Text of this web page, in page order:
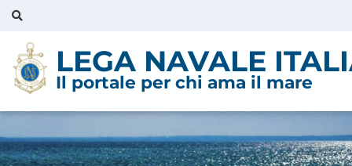
LEGA NAVALE
Il portale per chi ama il mare